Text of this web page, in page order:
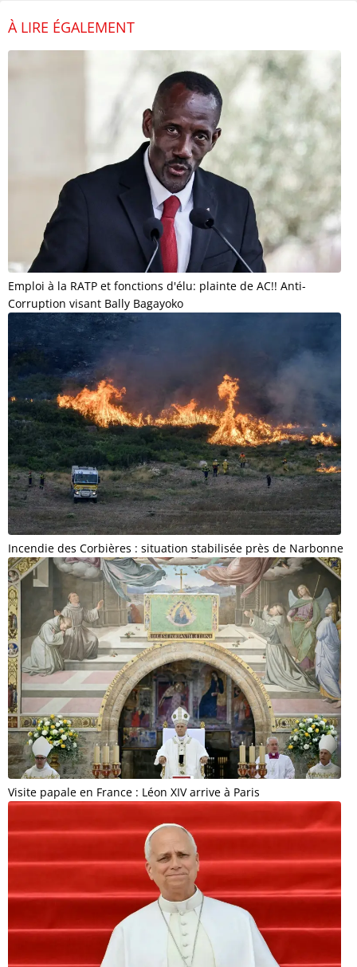
À LIRE ÉGALEMENT
Emploi à la RATP et fonctions d'élu: plainte de AC!! Anti-
Corruption visant Bally Bagayoko
Incendie des Corbières : situation stabilisée près de Narbonne
Visite papale en France : Léon XIV arrive à Paris